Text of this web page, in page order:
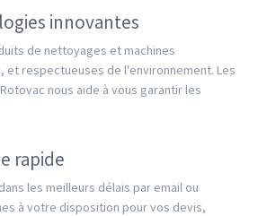
innovantes
de nettoyages et machines
et respectueuses de l'environnement. Les
nous aide à vous garantir les
rapide
les meilleurs délais par email ou
à votre disposition pour vos devis,